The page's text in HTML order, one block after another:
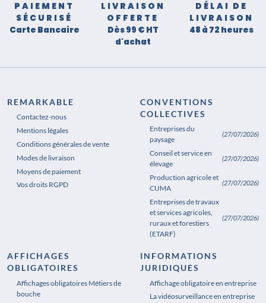
PAIEMENT
SÉCURISÉ
Carte Bancaire
LIVRAISON
OFFERTE
Dès 99 € HT
d'achat
DÉLAI DE
LIVRAISON
48 à 72 heures
REMARKABLE
Contactez-nous
Mentions légales
Conditions générales de vente
Modes de livraison
Moyens de paiement
Vos droits RGPD
CONVENTIONS
COLLECTIVES
Entreprises du
paysage
(27/07/2026)
Conseil et service en
élevage
(27/07/2026)
Production agricole et
CUMA
(27/07/2026)
Entreprises de travaux
et services agricoles,
ruraux et forestiers
(ETARF)
(27/07/2026)
AFFICHAGES
OBLIGATOIRES
Affichages obligatoires Métiers de
bouche
Affichages obligatoires Pharmacie
INFORMATIONS
JURIDIQUES
Affichage obligatoire en entreprise
La vidéosurveillance en entreprise